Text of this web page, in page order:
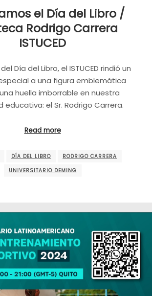
el Día del Libro /
Rodrigo Carrera
ISTUCED
Día del Libro, el ISTUCED rindió un
a una figura emblemática
huella imborrable en nuestra
educativa: el Sr. Rodrigo Carrera.
Read more
DÍA DEL LIBRO
RODRIGO CARRERA
UNIVERSITARIO DEMING